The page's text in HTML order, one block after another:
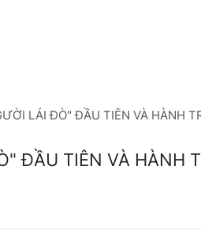
LÁI ĐÒ" ĐẦU TIÊN VÀ HÀNH
ĐẦU TIÊN VÀ HÀNH